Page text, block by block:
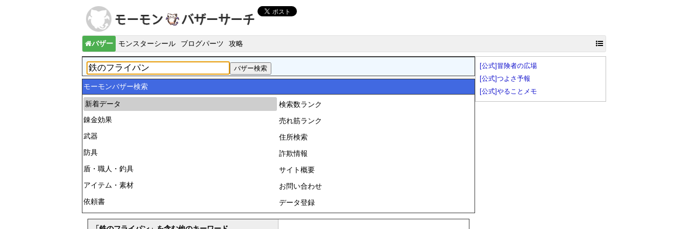
バザー モンスターシール ブログパーツ 攻略
モーモンバザー検索
新着データ
錬金効果
武器
防具
盾・職人・釣具
アイテム・素材
依頼書
検索数ランク
売れ筋ランク
住所検索
詐欺情報
サイト概要
お問い合わせ
データ登録
[公式]冒険者の広場
[公式]つよさ予報
[公式]やることメモ